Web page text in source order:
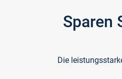
Sparen
Die